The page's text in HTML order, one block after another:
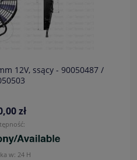
12V, ssący - 90050487 /
zł
w: 24 H